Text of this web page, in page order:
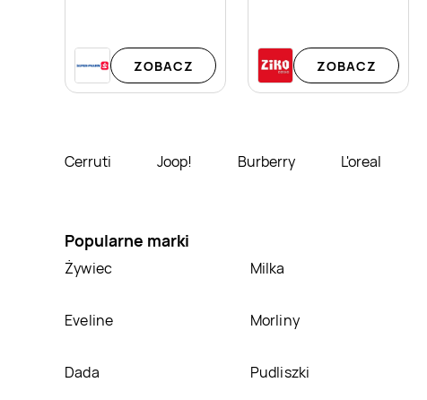
ZOBACZ ZOBACZ
Cerruti Joop! Burberry L'oreal
Popularne marki
Żywiec Milka
Eveline Morliny
Dada Pudliszki